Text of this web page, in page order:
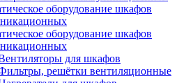
оборудование шкафов
оборудование шкафов
для шкафов
решётки вентиляционные